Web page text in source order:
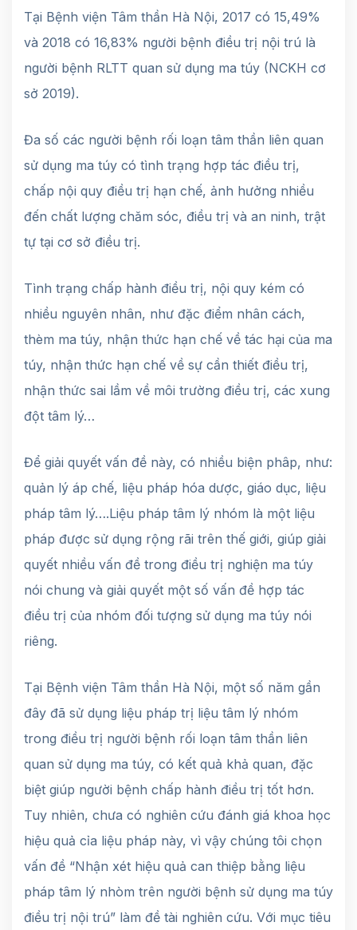
Tại Bệnh viện Tâm thần Hà Nội, 2017 có 15,49%
và 2018 có 16,83% người bệnh điều trị nội trú là
người bệnh RLTT quan sử dụng ma túy (NCKH cơ
sở 2019).
Đa số các người bệnh rối loạn tâm thần liên quan
sử dụng ma túy có tình trạng hợp tác điều trị,
chấp nội quy điều trị hạn chế, ảnh hưởng nhiều
đến chất lượng chăm sóc, điều trị và an ninh, trật
tự tại cơ sở điều trị.
Tình trạng chấp hành điều trị, nội quy kém có
nhiều nguyên nhân, như đặc điểm nhân cách,
thèm ma túy, nhận thức hạn chế về tác hại của ma
túy, nhận thức hạn chế về sự cần thiết điều trị,
nhận thức sai lầm về môi trường điều trị, các xung
đột tâm lý…
Để giải quyết vấn đề này, có nhiều biện phâp, như:
quản lý áp chế, liệu pháp hóa dược, giáo dục, liệu
pháp tâm lý….Liệu pháp tâm lý nhóm là một liệu
pháp được sử dụng rộng rãi trên thế giới, giúp giải
quyết nhiều vấn đề trong điều trị nghiện ma túy
nói chung và giải quyết một số vấn đề hợp tác
điều trị của nhóm đối tượng sử dụng ma túy nói
riêng.
Tại Bệnh viện Tâm thần Hà Nội, một số năm gần
đây đã sử dụng liệu pháp trị liệu tâm lý nhóm
trong điều trị người bệnh rối loạn tâm thần liên
quan sử dụng ma túy, có kết quả khả quan, đặc
biệt giúp người bệnh chấp hành điều trị tốt hơn.
Tuy nhiên, chưa có nghiên cứu đánh giá khoa học
hiệu quả cỉa liệu pháp này, vì vậy chúng tôi chọn
vấn đề “Nhận xét hiệu quả can thiệp bằng liệu
pháp tâm lý nhòm trên người bệnh sử dụng ma túy
điều trị nội trú” làm đề tài nghiên cứu. Với mục tiêu